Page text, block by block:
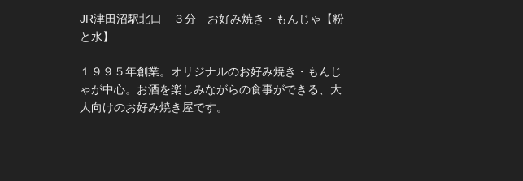
JR津田沼駅北口 ３分 お好み焼き・もんじゃ【粉
と水】
１９９５年創業。オリジナルのお好み焼き・もんじ
ゃが中心。お酒を楽しみながらの食事ができる、大
人向けのお好み焼き屋です。